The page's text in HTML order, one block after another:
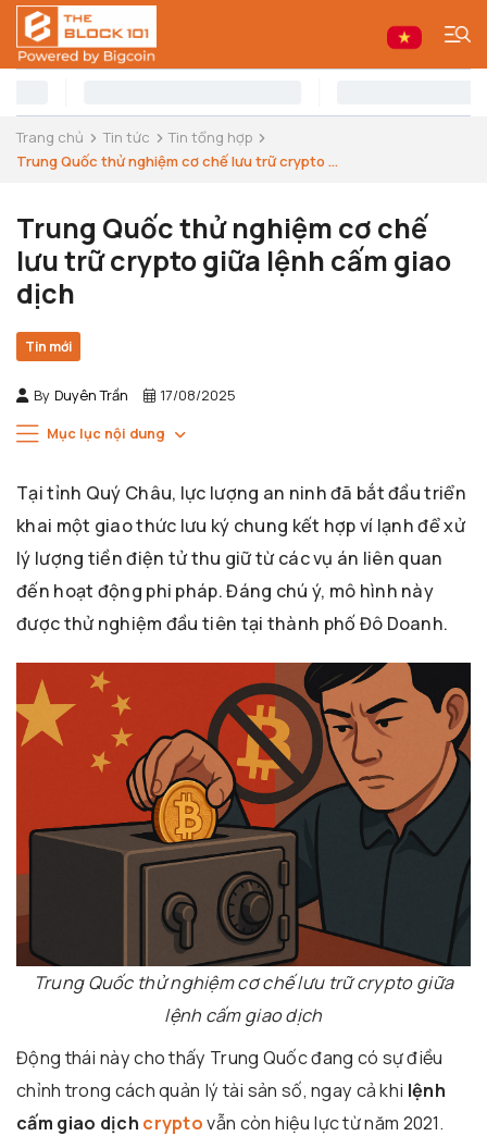
Trang chủ Tin tức
Tin tổng hợp
Trung Quốc thử nghiệm cơ chế lưu trữ crypto ...
Trung Quốc thử nghiệm cơ chế
lưu trữ crypto giữa lệnh cấm giao
dịch
Tin mới
By Duyên Trần 17/08/2025
Mục lục nội dung
Tại tỉnh Quý Châu, lực lượng an ninh đã bắt đầu triển
khai một giao thức lưu ký chung kết hợp ví lạnh để xử
lý lượng tiền điện tử thu giữ từ các vụ án liên quan
đến hoạt động phi pháp. Đáng chú ý, mô hình này
được thử nghiệm đầu tiên tại thành phố Đô Doanh.
Trung Quốc thử nghiệm cơ chế lưu trữ crypto giữa
lệnh cấm giao dịch
Động thái này cho thấy Trung Quốc đang có sự điều
chỉnh trong cách quản lý tài sản số, ngay cả khi lệnh
cấm giao dịch cryptovẫn còn hiệu lực từ năm 2021.